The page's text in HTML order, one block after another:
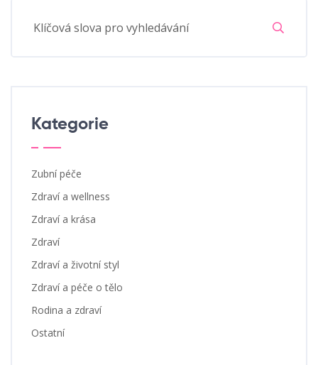
Kategorie
Zubní péče
Zdraví a wellness
Zdraví a krása
Zdraví
Zdraví a životní styl
Zdraví a péče o tělo
Rodina a zdraví
Ostatní